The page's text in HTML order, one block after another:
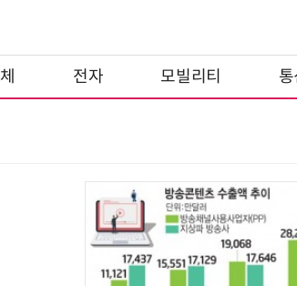
전자 모빌리티 통